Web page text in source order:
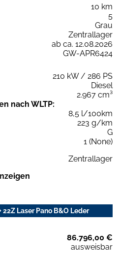
10 km
5
Grau
Zentrallager
ab ca. 12.08.2026
GW-APR6424
210 kW / 286 PS
Diesel
2.967 cm³
nach WLTP:
8,5 l/100km
223 g/km
G
1 (None)
Zentrallager
22Z Laser Pano B&O Leder
86.796,00 €
ausweisbar